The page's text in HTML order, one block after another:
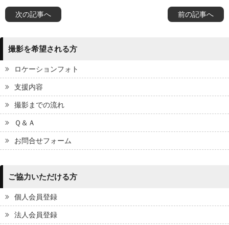
前の記事へ
次の記事へ
撮影を希望される方
ロケーションフォト
支援内容
撮影までの流れ
Ｑ＆Ａ
お問合せフォーム
ご協力いただける方
個人会員登録
法人会員登録